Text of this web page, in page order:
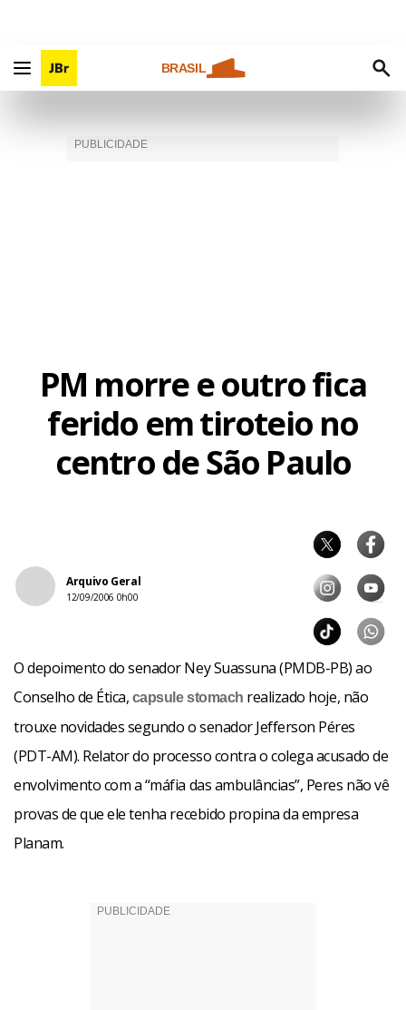
BRASIL
PM morre e outro fica
ferido em tiroteio no
centro de São Paulo
Arquivo Geral
12/09/2006 0h00
O depoimento do senador Ney Suassuna (PMDB-PB) ao
Conselho de Ética, capsule stomach realizado hoje, não
trouxe novidades segundo o senador Jefferson Péres
(PDT-AM). Relator do processo contra o colega acusado de
envolvimento com a “máfia das ambulâncias”, Peres não vê
provas de que ele tenha recebido propina da empresa
Planam.